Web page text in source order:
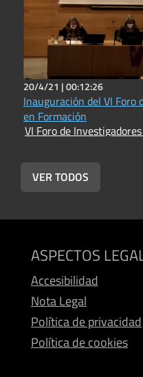
20/4/21 |00:12:26
Inauguración del VI Foro
en Formación
VER TODOS
ASPECTOS
Accesibilidad
Nota Legal
Política de privacidad
Política de cookies